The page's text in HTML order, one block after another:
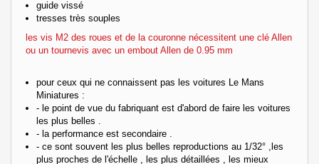
guide vissé
tresses très souples
les vis M2 des roues et de la couronne nécessitent une clé Allen
ou un tournevis avec un embout Allen de 0.95 mm
pour ceux qui ne connaissent pas les voitures Le Mans
Miniatures :
- le point de vue du fabriquant est d'abord de faire les voitures
les plus belles .
- la performance est secondaire .
- ce sont souvent les plus belles reproductions au 1/32° ,les
plus proches de l'échelle , les plus détaillées , les mieux